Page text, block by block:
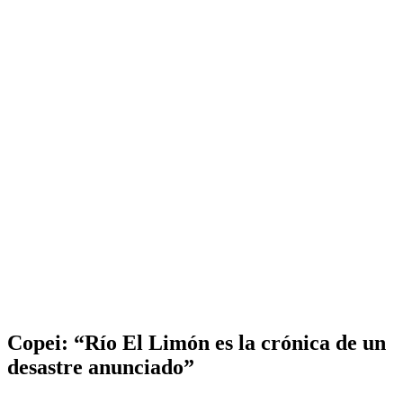
Copei: “Río El Limón es la crónica de un
desastre anunciado”